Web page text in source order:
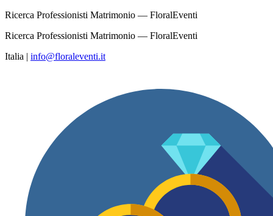
Ricerca Professionisti Matrimonio — FloralEventi
Ricerca Professionisti Matrimonio — FloralEventi
Italia | info@floraleventi.it